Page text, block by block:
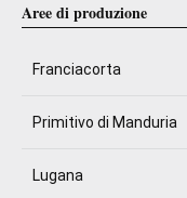
Aree di produzione
Franciacorta
Primitivo di Manduria
Lugana